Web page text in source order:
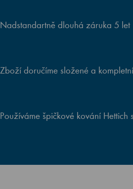
Nadstandartně dlouhá záruka 5 let
Zboží doručíme složené a kompletní
Používáme špičkové kování Hettich